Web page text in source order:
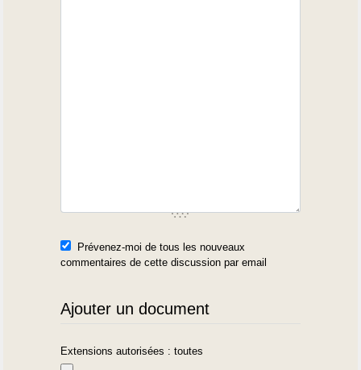
Prévenez-moi de tous les nouveaux
commentaires de cette discussion par email
Ajouter un document
Extensions autorisées : toutes